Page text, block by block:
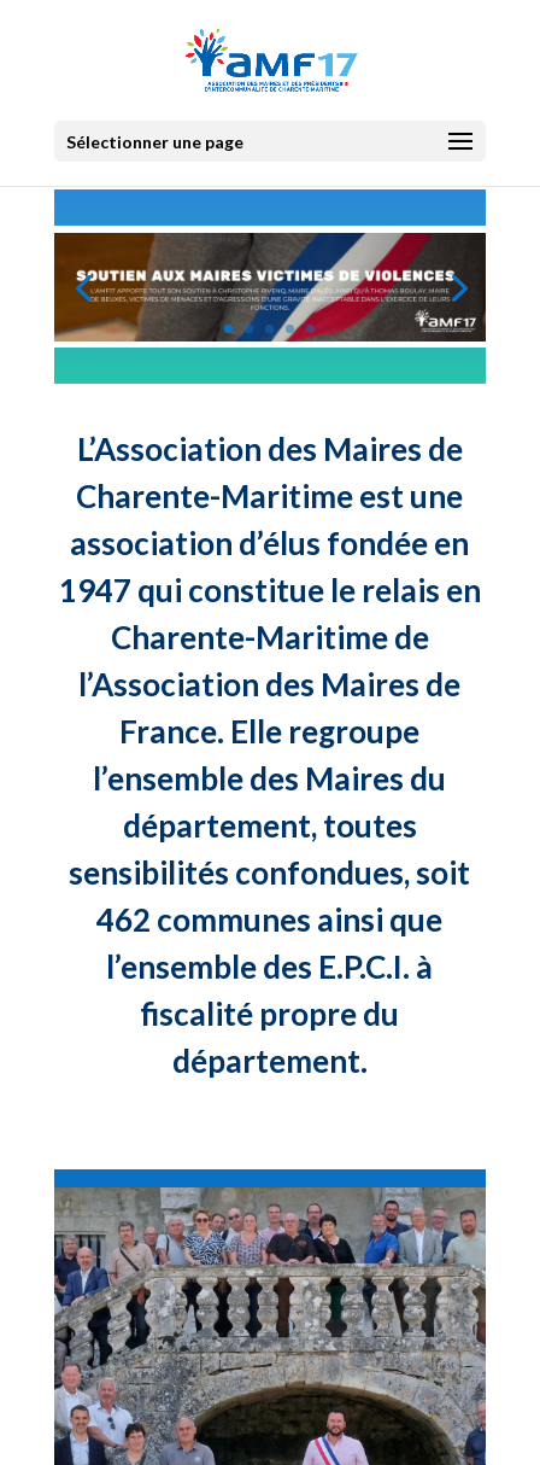
Sélectionner une page
L’Association des Maires de
Charente-Maritime est une
association d’élus fondée en
1947 qui constitue le relais en
Charente-Maritime de
l’Association des Maires de
France. Elle regroupe
l’ensemble des Maires du
département, toutes
sensibilités confondues, soit
462 communes ainsi que
l’ensemble des E.P.C.I. à
fiscalité propre du
département.